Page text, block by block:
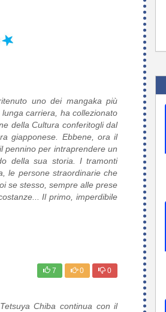
uno dei mangaka più
carriera, ha collezionato
della Cultura conferitogli dal
giapponese. Ebbene, ora il
pennino per intraprendere un
della sua storia. I tramonti
le persone straordinarie che
se stesso, sempre alle prese
Il primo, imperdibile
7 0 0
Chiba continua con il